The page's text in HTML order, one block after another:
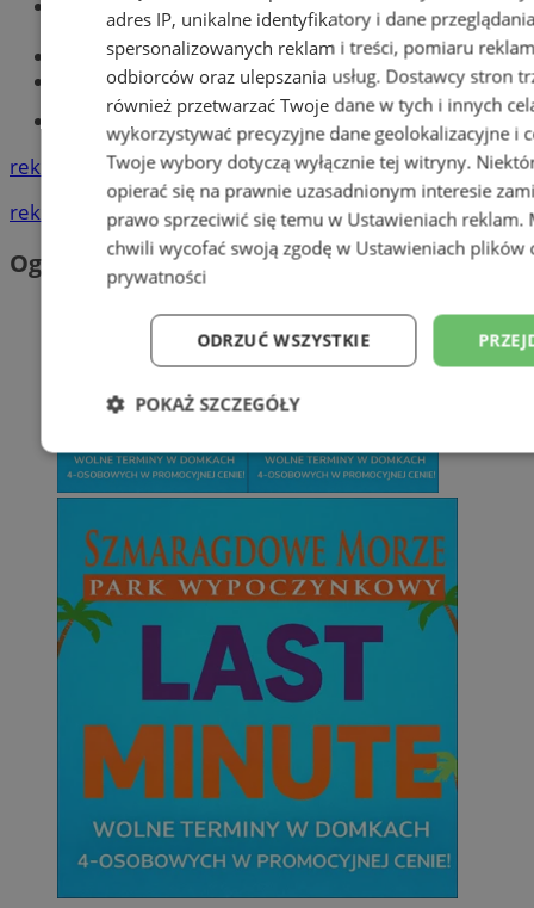
Optyk, okulista
Zabrze
Największy sklep z częściami online!
Książeczka sanepidowska
Tworzenie stron www -Zabrze
reklama
reklama
Ogłoszenia
adres IP, unikalne identyfikatory i dane
spersonalizowanych reklam i treści, pomiaru
odbiorców oraz ulepszania usług. Dostawcy stron
również przetwarzać Twoje dane w tych i innych
wykorzystywać precyzyjne dane geolokalizacyjne i
Twoje wybory dotyczą wyłącznie tej witryny.
opierać się na prawnie uzasadnionym interesie
prawo sprzeciwić się temu w Ustawieniach reklam.
chwili wycofać swoją zgodę w Ustawieniach plików
prywatności
ODRZUĆ WSZYSTKIE
POKAŻ SZCZEGÓŁY
Niezbędne Wydajność
Niesklasyfikowane
Niezbędne pliki cookie umożliwiają korzystanie z podstawowych
takich jak logowanie użytkownika i zarządzanie kontem. Bez
można prawidłowo korzystać ze strony internetowej.
Provider/
Domena